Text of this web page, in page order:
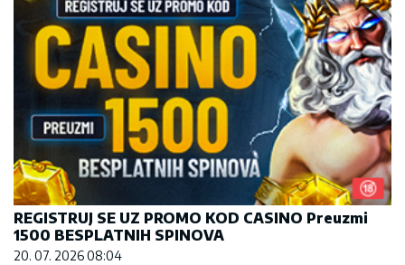
REGISTRUJ SE UZ PROMO KOD CASINO Preuzmi
1500 BESPLATNIH SPINOVA
20. 07. 2026 08:04